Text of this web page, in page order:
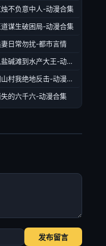
不负意中人-动漫合集
道谋生破困局-动漫合集
日常勿扰-都市言情
从盐碱滩到水产大王-动漫合集
囚山村我绝地反击-动漫合集
的六千六-动漫合集
发布留言